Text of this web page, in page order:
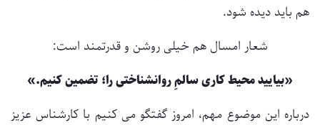
هم باید دیده شود.
شعار امسال هم خیلی روشن و قدرتمند است:
«بیایید محیط کاری سالمِ روانشناختی را؛ تضمین کنیم.»
درباره این موضوع مهم، امروز گفتگو می کنیم با کارشناس عزیز